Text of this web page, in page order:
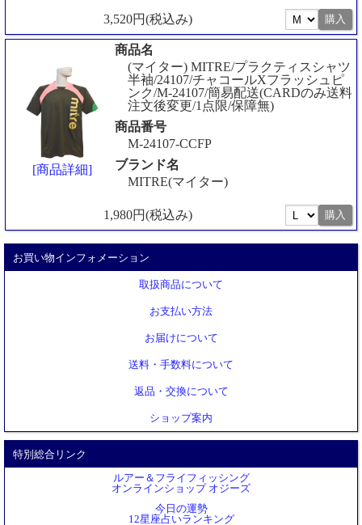
3,520円(税込み)
[商品詳細]
商品名
(マイター) MITRE/プラクティスシャツ
半袖/24107/チャコールXフラッシュピ
ンク/M-24107/簡易配送(CARDのみ送料
注文後変更/1点限/保障無)
商品番号
M-24107-CCFP
ブランド名
MITRE(マイター)
1,980円(税込み)
お買い物インフォメーション
取扱商品について
お支払い方法
お届けについて
送料・手数料について
返品・交換について
ショップ案内
特別総合リンク
ルアー＆フライフィッシング
オンラインショップ オジーズ
今日の運勢
12星座占いランキング